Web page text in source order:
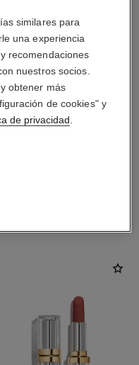
similares para
una experiencia
recomendaciones
nuestros socios.
obtener más
de cookies" y
de privacidad